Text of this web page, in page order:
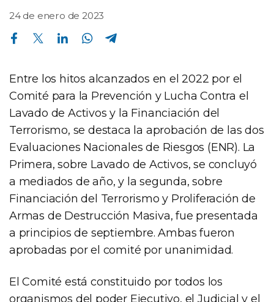
24 de enero de 2023
Compartir en Facebook Compartir en Twitter Compartir en Linkedin Compartir en Whatsapp
Entre los hitos alcanzados en el 2022 por el
Comité para la Prevención y Lucha Contra el
Lavado de Activos y la Financiación del
Terrorismo, se destaca la aprobación de las dos
Evaluaciones Nacionales de Riesgos (ENR). La
Primera, sobre Lavado de Activos, se concluyó
a mediados de año, y la segunda, sobre
Financiación del Terrorismo y Proliferación de
Armas de Destrucción Masiva, fue presentada
a principios de septiembre. Ambas fueron
aprobadas por el comité por unanimidad.
El Comité está constituido por todos los
organismos del poder Ejecutivo, el Judicial y el